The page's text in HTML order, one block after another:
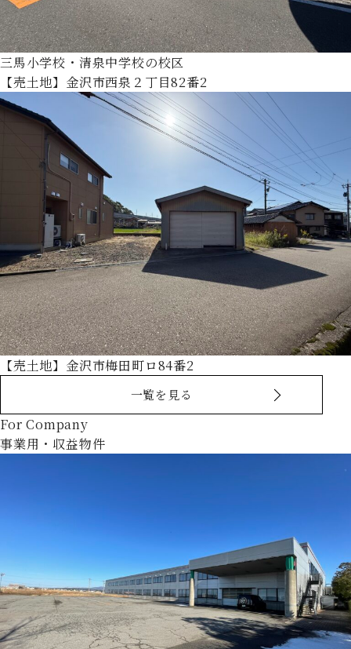
三馬小学校・清泉中学校の校区
【売土地】金沢市西泉２丁目82番2
【売土地】金沢市梅田町ロ84番2
一覧を見る
For Company
事業用・収益物件